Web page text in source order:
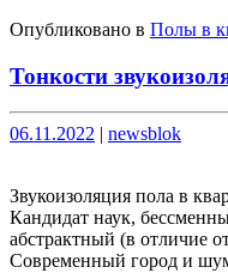
Опубликовано в Полы в
Тонкости
Опубликовано
06.11.2022 | Опубликовано
newsblok
Звукоизоляция пола в
Кандидат наук,
абстрактный (в отличие
Современный город и